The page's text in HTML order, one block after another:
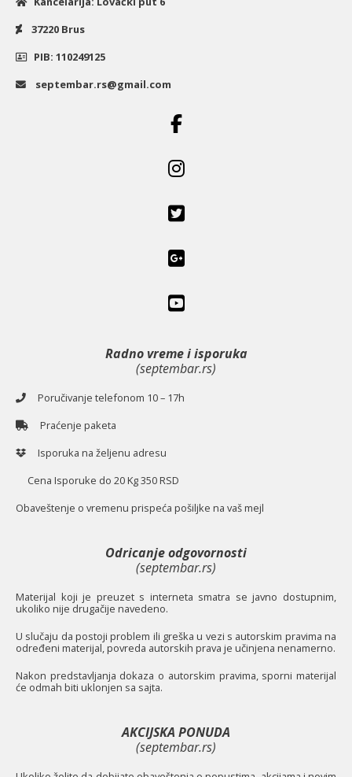
37220 Brus
PIB: 110249125
septembar.rs@gmail.com
Radno vreme i isporuka
(septembar.rs)
Poručivanje telefonom 10 – 17h
Praćenje paketa
Isporuka na željenu adresu
Cena Isporuke do 20 Kg 350 RSD
Obaveštenje o vremenu prispeća pošiljke na vaš mejl
Odricanje odgovornosti
(septembar.rs)
Materijal koji je preuzet s interneta smatra se javno dostupnim,
ukoliko nije drugačije navedeno.
U slučaju da postoji problem ili greška u vezi s autorskim pravima na
određeni materijal, povreda autorskih prava je učinjena nenamerno.
Nakon predstavljanja dokaza o autorskim pravima, sporni materijal
će odmah biti uklonjen sa sajta.
AKCIJSKA PONUDA
(septembar.rs)